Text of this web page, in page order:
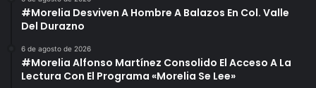
#Morelia Desviven A Hombre A Balazos En Col. Valle
Del Durazno
6 de agosto de 2026
#Morelia Alfonso Martínez Consolido El Acceso A La
Lectura Con El Programa «Morelia Se Lee»